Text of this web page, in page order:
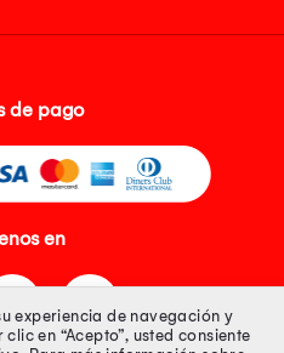
de pago
en
experiencia de navegación y
en “Acepto”, usted consiente